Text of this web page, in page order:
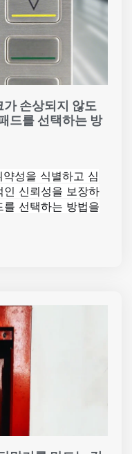
손상되지 않도
드를 선택하는 방
성을 식별하고 심
신뢰성을 보장하
선택하는 방법을